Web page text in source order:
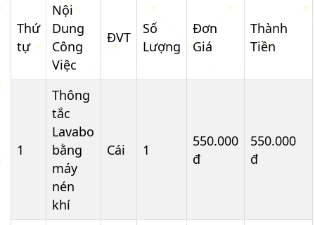
Thứ
tự
Nội
Dung
Công
Việc
ĐVT
Số
Lượng
Đơn
Giá
Thành
Tiền
1
Thông
tắc
Lavabo
bằng
máy
nén
khí
Cái 1
550.000
đ
550.000
đ